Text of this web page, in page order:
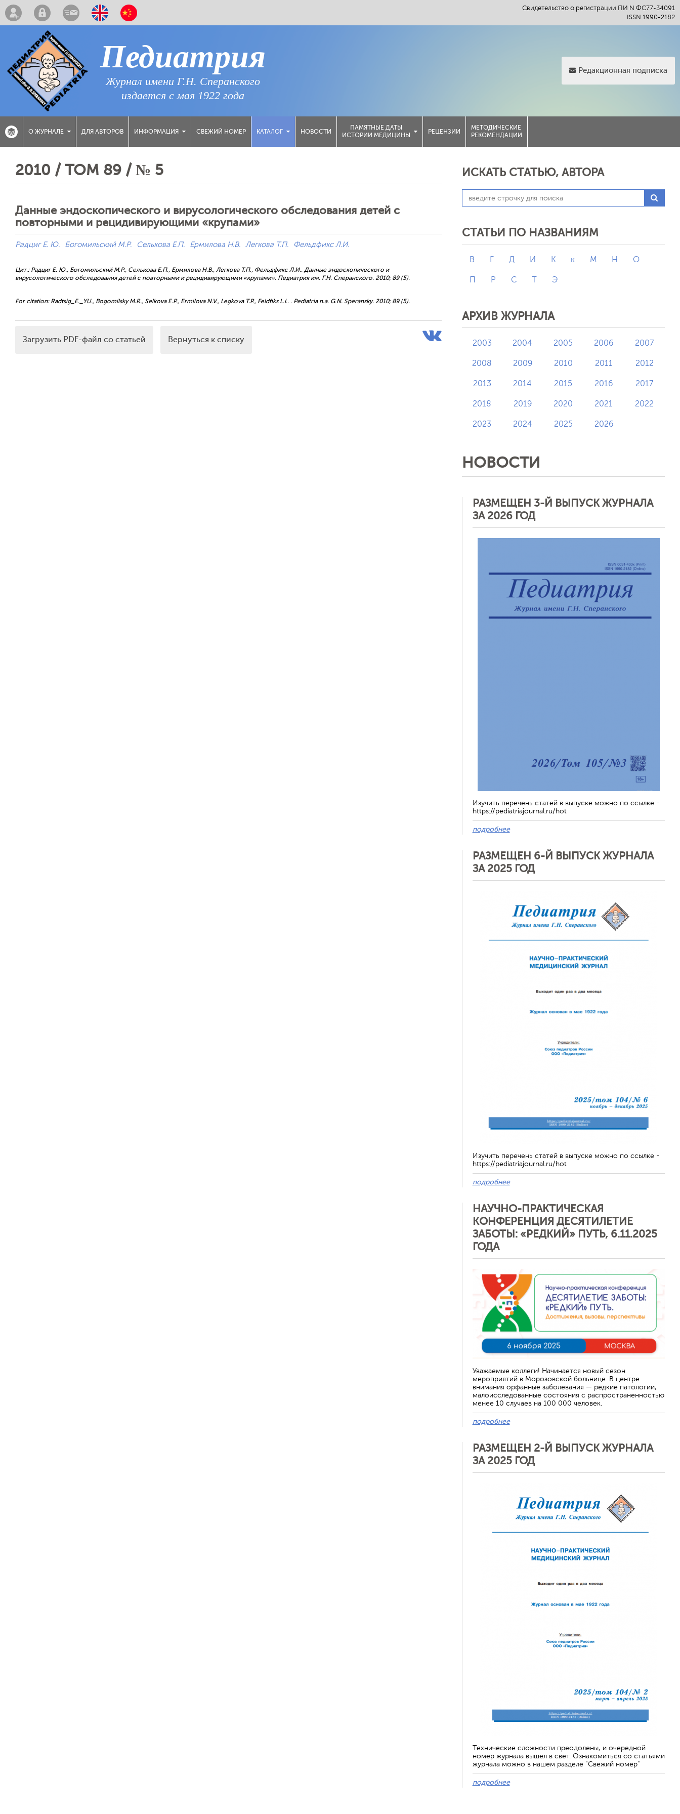
Свидетельство о регистрации ПИ N ФС77-34091
ISSN 1990-2182
Педиатрия
Журнал имени Г.Н. Сперанского
издается с мая 1922 года
Редакционная подписка
О ЖУРНАЛЕ ДЛЯ АВТОРОВ ИНФОРМАЦИЯ СВЕЖИЙ НОМЕР КАТАЛОГ НОВОСТИ
ПАМЯТНЫЕ ДАТЫ
ИСТОРИИ МЕДИЦИНЫ
РЕЦЕНЗИИ
МЕТОДИЧЕСКИЕ
РЕКОМЕНДАЦИИ
2010 / ТОМ 89 / № 5
Данные эндоскопического и вирусологического обследования детей с
повторными и рецидивирующими «крупами»
Радциг Е. Ю. Богомильский М.Р. Селькова Е.П. Ермилова Н.В. Легкова Т.П. Фельдфикс Л.И.
Цит.: Радциг Е. Ю., Богомильский М.Р., Селькова Е.П., Ермилова Н.В., Легкова Т.П., Фельдфикс Л.И.. Данные эндоскопического и
вирусологического обследования детей с повторными и рецидивирующими «крупами». Педиатрия им. Г.Н. Сперанского. 2010; 89 (5).
For citation: Radtsig_E._YU., Bogomilsky М.R., Selkova E.P., Ermilova N.V., Legkova T.P., Feldfiks L.I.. . Pediatria n.a. G.N. Speransky. 2010; 89 (5).
Загрузить PDF-файл со статьей Вернуться к списку
ИСКАТЬ СТАТЬЮ, АВТОРА
СТАТЬИ ПО НАЗВАНИЯМ
В Г Д И К к М Н О
П Р С Т Э
АРХИВ ЖУРНАЛА
2003 2004 2005 2006 2007
2008 2009 2010 2011 2012
2013 2014 2015 2016 2017
2018 2019 2020 2021 2022
2023 2024 2025 2026
НОВОСТИ
РАЗМЕЩЕН 3-Й ВЫПУСК ЖУРНАЛА
ЗА 2026 ГОД
Изучить перечень статей в выпуске можно по ссылке -
https://pediatriajournal.ru/hot
подробнее
РАЗМЕЩЕН 6-Й ВЫПУСК ЖУРНАЛА
ЗА 2025 ГОД
Изучить перечень статей в выпуске можно по ссылке -
https://pediatriajournal.ru/hot
подробнее
НАУЧНО-ПРАКТИЧЕСКАЯ
КОНФЕРЕНЦИЯ ДЕСЯТИЛЕТИЕ
ЗАБОТЫ: «РЕДКИЙ» ПУТЬ, 6.11.2025
ГОДА
Уважаемые коллеги! Начинается новый сезон
мероприятий в Морозовской больнице. В центре
внимания орфанные заболевания — редкие патологии,
малоисследованные состояния с распространенностью
менее 10 случаев на 100 000 человек.
подробнее
РАЗМЕЩЕН 2-Й ВЫПУСК ЖУРНАЛА
ЗА 2025 ГОД
Технические сложности преодолены, и очередной
номер журнала вышел в свет. Ознакомиться со статьями
журнала можно в нашем разделе "Свежий номер"
подробнее
Отменить